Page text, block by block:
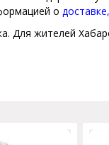
о
Для жителей